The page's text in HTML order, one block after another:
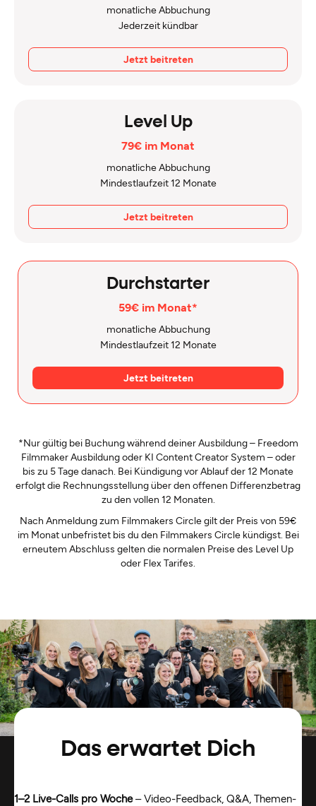
monatliche Abbuchung
Jederzeit kündbar
Jetzt beitreten
Level Up
79€ im Monat
monatliche Abbuchung
Mindestlaufzeit 12 Monate
Jetzt beitreten
Durchstarter
59€ im Monat*
monatliche Abbuchung
Mindestlaufzeit 12 Monate
Jetzt beitreten
*Nur gültig bei Buchung während deiner Ausbildung – Freedom
Filmmaker Ausbildung oder KI Content Creator System – oder
bis zu 5 Tage danach. Bei Kündigung vor Ablauf der 12 Monate
erfolgt die Rechnungsstellung über den offenen Differenzbetrag
zu den vollen 12 Monaten.
Nach Anmeldung zum Filmmakers Circle gilt der Preis von 59€
im Monat unbefristet bis du den Filmmakers Circle kündigst. Bei
erneutem Abschluss gelten die normalen Preise des Level Up
oder Flex Tarifes.
Das erwartet Dich
1–2 Live-Calls pro Woche– Video-Feedback, Q&A, Themen-